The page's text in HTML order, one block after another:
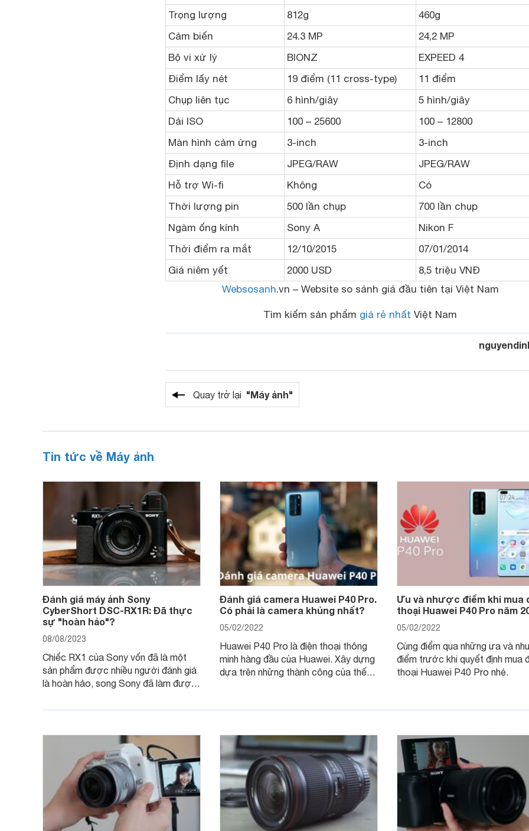
Trọng lượng
812g
460g
Cảm biến
24.3 MP
24,2 MP
Bộ vi xử lý
BIONZ
EXPEED 4
Điểm lấy nét
19 điểm (11 cross-type)
11 điểm
Chụp liên tục
6 hình/giây
5 hình/giây
Dải ISO
100 – 25600
100 – 12800
Màn hình cảm ứng
3-inch
3-inch
Định dạng file
JPEG/RAW
JPEG/RAW
Hỗ trợ Wi-fi
Không
Có
Thời lượng pin
500 lần chụp
700 lần chụp
Ngàm ống kính
Sony A
Nikon F
Thời điểm ra mắt
12/10/2015
07/01/2014
Giá niêm yết
2000 USD
8,5 triệu VNĐ
Websosanh.vn – Website so sánh giá đầu tiên tại Việt Nam
Tìm kiếm sản phẩm giá rẻ nhất Việt Nam
Quay trở lại "Máy ảnh"
Tin tức về Máy ảnh
Đánh giá máy ảnh Sony
CyberShort DSC-RX1R: Đã thực
sự "hoàn hảo"?
08/08/2023
Chiếc RX1 của Sony vốn đã là một
sản phẩm được nhiều người đánh giá
là hoàn hảo, song Sony đã làm được
xử lý ảnh JPEG.
Đánh giá camera Huawei P40 Pro.
Có phải là camera khủng nhất?
05/02/2022
Huawei P40 Pro là điện thoại thông
minh hàng đầu của Huawei. Xây dựng
dựa trên những thành công của thế
Pro đem đến những gì.
Ưu và nhược điểm khi mua
thoại Huawei P40 Pro năm
05/02/2022
Cùng điểm qua những ưa và
điểm trước khi quyết định mua
thoại Huawei P40 Pro nhé.